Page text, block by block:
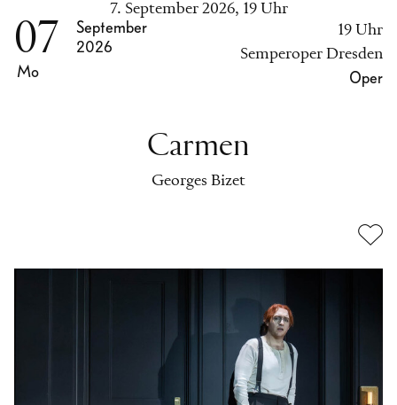
Carmen
Georges Bizet
7. September 2026, 19 Uhr
07
Mo
September
2026
19 Uhr
Semperoper Dresden
Oper